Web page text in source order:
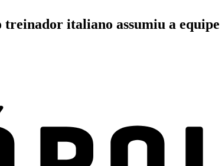
treinador italiano assumiu a equipe